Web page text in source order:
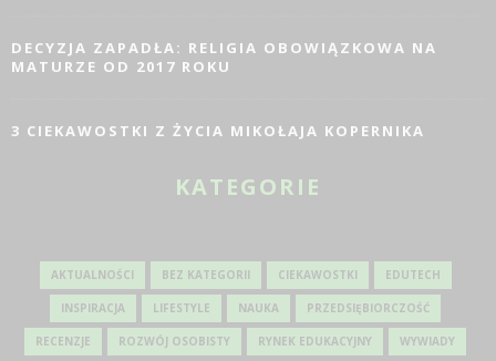
DECYZJA ZAPADŁA: RELIGIA OBOWIĄZKOWA NA
MATURZE OD 2017 ROKU
3 CIEKAWOSTKI Z ŻYCIA MIKOŁAJA KOPERNIKA
KATEGORIE
AKTUALNOŚCI BEZ KATEGORII CIEKAWOSTKI EDUTECH
INSPIRACJA LIFESTYLE NAUKA PRZEDSIĘBIORCZOŚĆ
RECENZJE ROZWÓJ OSOBISTY RYNEK EDUKACYJNY WYWIADY